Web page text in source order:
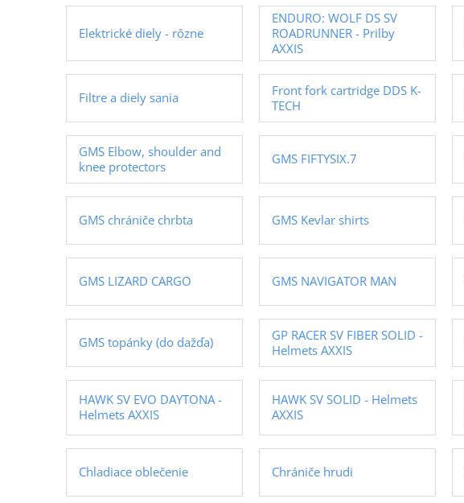
Elektrické diely - rôzne
ENDURO: WOLF DS SV
ROADRUNNER - Prilby
AXXIS
Filtre a diely sania
Front fork cartridge DDS K-
TECH
GMS Elbow, shoulder and
knee protectors
GMS FIFTYSIX.7
GMS chrániče chrbta GMS Kevlar shirts
GMS LIZARD CARGO GMS NAVIGATOR MAN
GMS topánky (do dažďa)
GP RACER SV FIBER SOLID -
Helmets AXXIS
HAWK SV EVO DAYTONA -
Helmets AXXIS
HAWK SV SOLID - Helmets
AXXIS
Chladiace oblečenie Chrániče hrudi